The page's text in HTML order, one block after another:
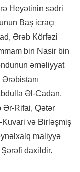
Heyətinin sədri
Baş icraçı
Ərəb Körfəzi
bin Nasir bin
əməliyyat
Əl-Cadan,
Ər-Rifai, Qətər
və Birləşmiş
maliyyə
daxildir.